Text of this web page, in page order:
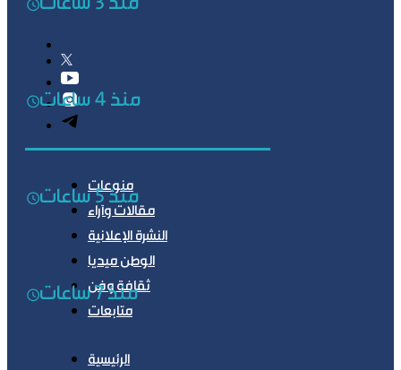
منذ 4 ساعات
منذ 5 ساعات
منذ 7 ساعات
منوعات
مقالات وآراء
النشرة الإعلانية
الوطن ميديا
ثقافة وفن
متابعات
الرئيسية